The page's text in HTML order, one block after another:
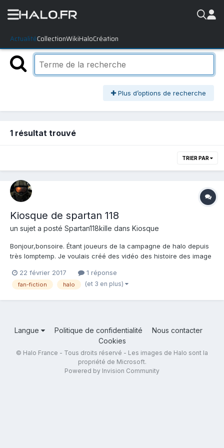
ActualitéCollectionWikiHaloCréation
Plus d’options de recherche
1 résultat trouvé
TRIER PAR
Kiosque de spartan 118
un sujet a posté Spartan118kille dans Kiosque
Bonjour,bonsoire. Étant joueurs de la campagne de halo depuis
très lomptemp. Je voulais créé des vidéo des histoire des image
pour plus d'information : Au niveaux des logiciel j'utilise sur PC
source filmakeur (sfm) pour les im...
22 février 2017 1 réponse
fan-fiction halo (et 3 en plus)
Langue Politique de confidentialité
Nous contacter
Cookies
© Halo France - Tous droits réservé - Les images de Halo sont la
propriété de Microsoft.
Powered by Invision Community